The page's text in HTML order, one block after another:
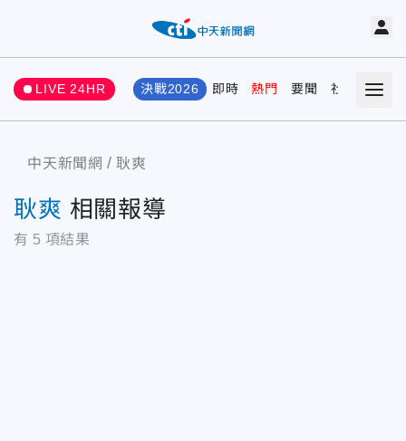
LIVE 24HR 決戰2026 即時 熱門 要聞 社會 娛樂
中天新聞網 耿爽
耿爽 相關報導
有 5 項結果